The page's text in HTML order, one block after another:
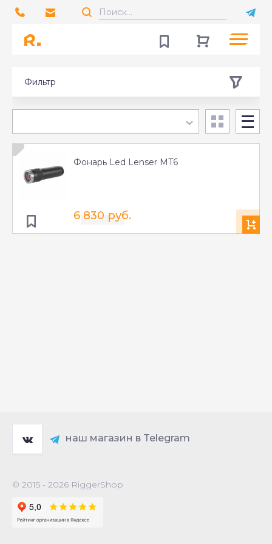
Фильтр
Фонарь Led Lenser MT6
6 830 руб.
наш магазин в Telegram
© 2015 - 2026 RiggerShop